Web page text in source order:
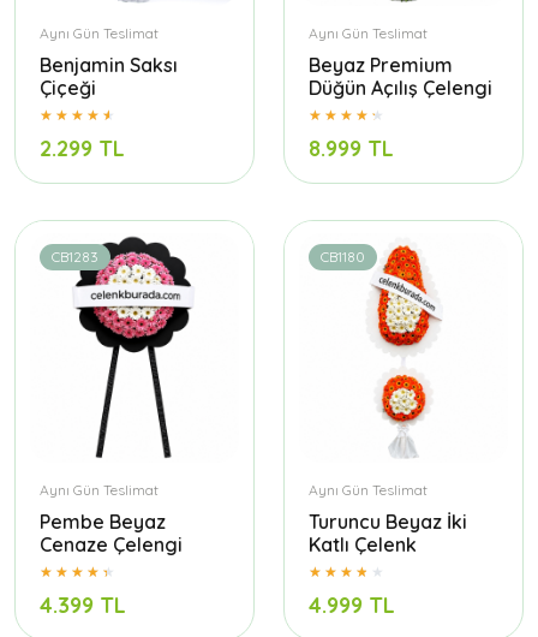
Aynı Gün Teslimat
Benjamin Saksı
Çiçeği
2.299 TL
Aynı Gün Teslimat
Beyaz Premium
Düğün Açılış Çelengi
8.999 TL
CB1283
Aynı Gün Teslimat
Pembe Beyaz
Cenaze Çelengi
4.399 TL
CB1180
Aynı Gün Teslimat
Turuncu Beyaz İki
Katlı Çelenk
4.999 TL